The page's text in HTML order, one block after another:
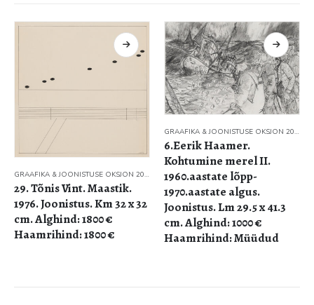
GRAAFIKA & JOONISTUSE OKSJON 2022
29. Tõnis Vint. Maastik.
1976. Joonistus. Km 32 x 32
cm. Alghind: 1800 €
Haamrihind: 1800 €
GRAAFIKA & JOONISTUSE OKSJON 2022
6.Eerik Haamer.
Kohtumine merel II.
1960.aastate lõpp-
1970.aastate algus.
Joonistus. Lm 29.5 x 41.3
cm. Alghind: 1000 €
Haamrihind: Müüdud